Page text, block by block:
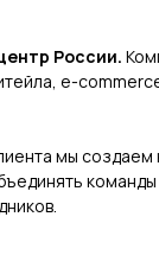
России.
e-
мы